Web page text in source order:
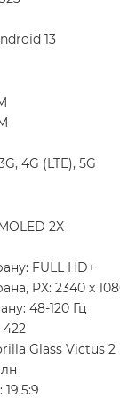
13
4G (LTE), 5G
2X
FULL HD+
PX: 2340 х
48-120 Гц
422
Glass Victus 2